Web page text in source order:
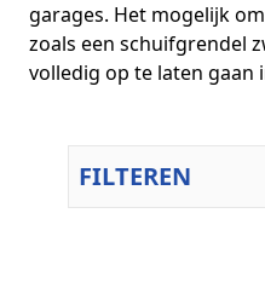
garages. Het mogelijk
zoals een schuifgrendel
volledig op te laten gaan
FILTEREN